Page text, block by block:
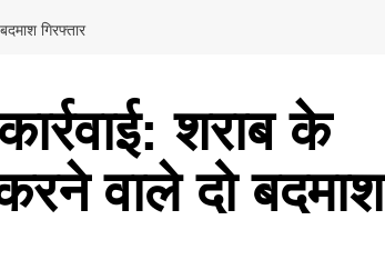
गिरफ्तार
शराब के
वाले दो बदमाश